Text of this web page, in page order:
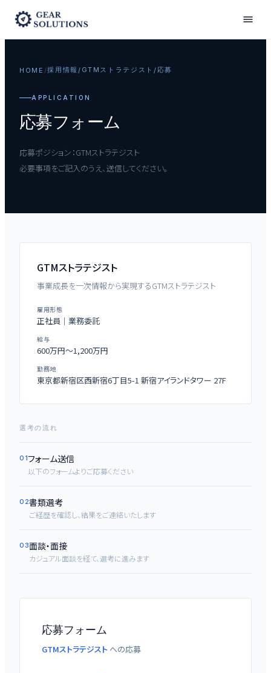
HOME /採用情報 / GTMストラテジスト / 応募
APPLICATION
応募フォーム
応募ポジション：GTMストラテジスト
必要事項をご記入のうえ、送信してください。
GTMストラテジスト
事業成長を一次情報から実現するGTMストラテジスト
雇用形態
正社員｜業務委託
給与
600万円〜1,200万円
勤務地
東京都新宿区西新宿6丁目5-1 新宿アイランドタワー 27F
選考の流れ
01フォーム送信
以下のフォームよりご応募ください
02書類選考
ご経歴を確認し、結果をご連絡いたします
03面談・面接
カジュアル面談を経て、選考に進みます
応募フォーム
GTMストラテジスト への応募